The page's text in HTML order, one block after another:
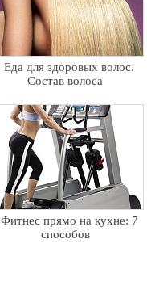
Еда для здоровых волос.
Состав волоса
Фитнес прямо на кухне: 7
способов